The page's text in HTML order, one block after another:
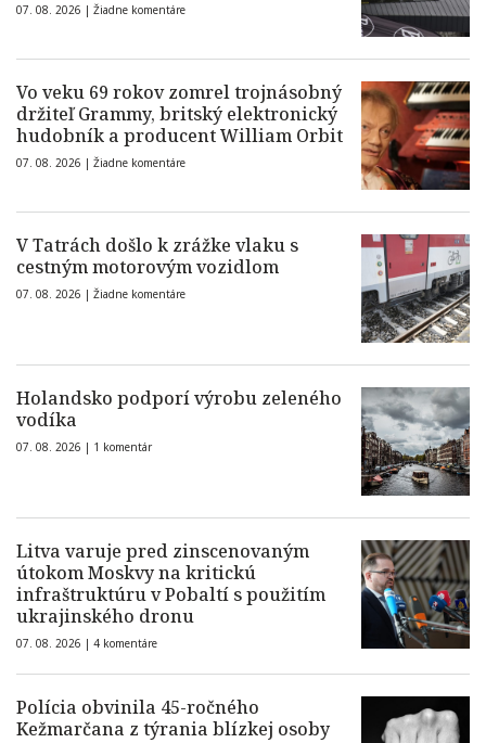
07. 08. 2026 | Žiadne komentáre
Vo veku 69 rokov zomrel trojnásobný
držiteľ Grammy, britský elektronický
hudobník a producent William Orbit
07. 08. 2026 | Žiadne komentáre
V Tatrách došlo k zrážke vlaku s
cestným motorovým vozidlom
07. 08. 2026 | Žiadne komentáre
Holandsko podporí výrobu zeleného
vodíka
07. 08. 2026 | 1 komentár
Litva varuje pred zinscenovaným
útokom Moskvy na kritickú
infraštruktúru v Pobaltí s použitím
ukrajinského dronu
07. 08. 2026 | 4 komentáre
Polícia obvinila 45-ročného
Kežmarčana z týrania blízkej osoby